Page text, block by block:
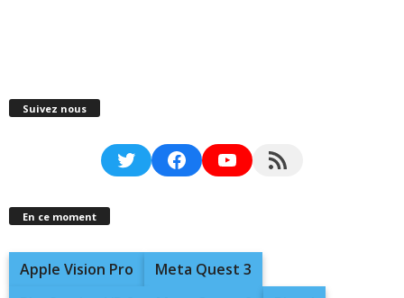
Suivez nous
TwitterFacebookYouTubeRSS Feed
En ce moment
Apple Vision Pro
Meta Quest 3